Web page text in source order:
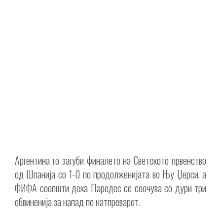
Аргентина го загуби финалето на Светското првенство
од Шпанија со 1-0 по продолженијата во Њу Џерси, а
ФИФА соопшти дека Паредес се соочува со дури три
обвиненија за напад по натпреварот.